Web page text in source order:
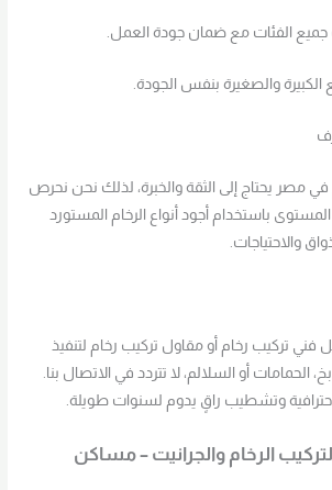
جميع الفئات مع ضمان جودة العمل.
الكبيرة والصغيرة بنفس الجودة.
مصر يحتاج إلى الثقة والخبرة، لذلك نحن نحرص
باستخدام أجود أنواع الرخام المستورد
والاحتياجات.
تركيب رخام أو مقاول تركيب رخام لتنفيذ
الحمامات أو السلالم، لا تتردد في الاتصال بنا.
وتشطيب راقٍ يدوم لسنوات طويلة.
الرخام والجرانيت – مساكن